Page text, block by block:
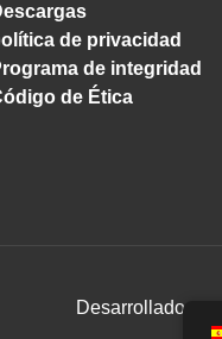
de privacidad
de integridad
de Ética
Desarrollado por